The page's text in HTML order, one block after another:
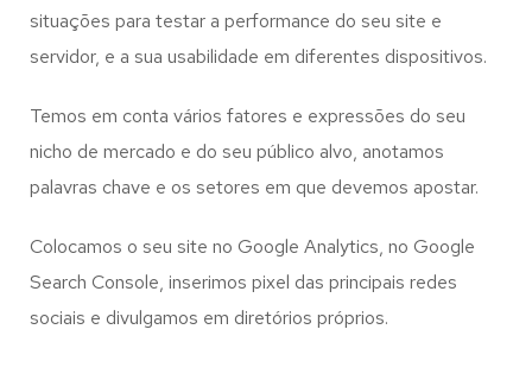
situações para testar a performance do seu site e
servidor, e a sua usabilidade em diferentes dispositivos.
Temos em conta vários fatores e expressões do seu
nicho de mercado e do seu público alvo, anotamos
palavras chave e os setores em que devemos apostar.
Colocamos o seu site no Google Analytics, no Google
Search Console, inserimos pixel das principais redes
sociais e divulgamos em diretórios próprios.